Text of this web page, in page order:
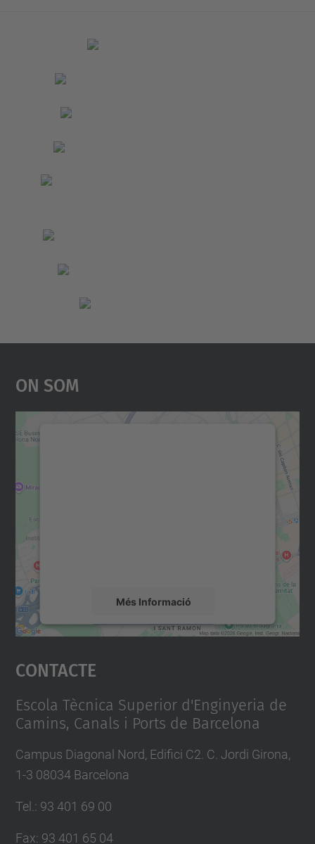
On Som
Més Informació
Accepta
powered by
Contacte
Escola Tècnica Superior d'Enginyeria de
Camins, Canals i Ports de Barcelona
Campus Diagonal Nord, Edifici C2. C. Jordi Girona,
1-3 08034 Barcelona
Tel.: 93 401 69 00
Fax: 93 401 65 04